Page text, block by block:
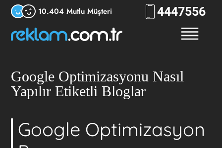
10.404 Mutlu Müşteri 444RKLM
Google Optimizasyonu Nasıl
Yapılır Etiketli Bloglar
Google Optimizasyon